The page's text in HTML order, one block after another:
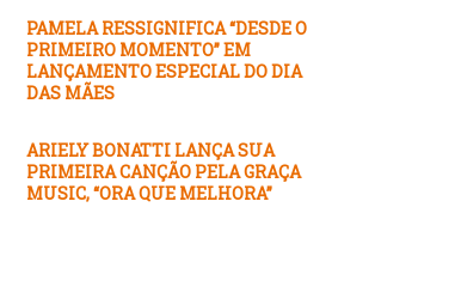
PAMELA RESSIGNIFICA “DESDE O
PRIMEIRO MOMENTO” EM
LANÇAMENTO ESPECIAL DO DIA
DAS MÃES
ARIELY BONATTI LANÇA SUA
PRIMEIRA CANÇÃO PELA GRAÇA
MUSIC, “ORA QUE MELHORA”